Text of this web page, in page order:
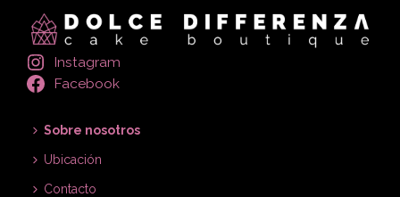
Instagram
Facebook
Sobre nosotros
Ubicación
Contacto